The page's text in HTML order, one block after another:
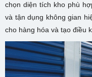
chọn diện tích kho phù
và tận dụng không gian
cho hàng hóa và tạo điều